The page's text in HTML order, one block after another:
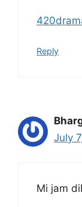
Reply
July
Mi jam